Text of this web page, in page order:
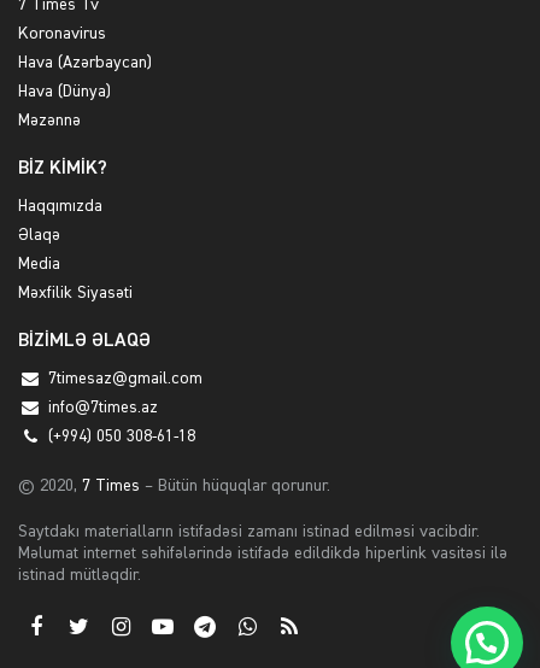
7 Times Tv
Koronavirus
Hava (Azərbaycan)
Hava (Dünya)
Məzənnə
BİZ KİMİK?
Haqqımızda
Əlaqə
Media
Məxfilik Siyasəti
BİZİMLƏ ƏLAQƏ
7timesaz@gmail.com
info@7times.az
(+994) 050 308-61-18
© 2020, 7 Times – Bütün hüquqlar qorunur.
Saytdakı materialların istifadəsi zamanı istinad edilməsi vacibdir.
Məlumat internet səhifələrində istifadə edildikdə hiperlink vasitəsi ilə
istinad mütləqdir.